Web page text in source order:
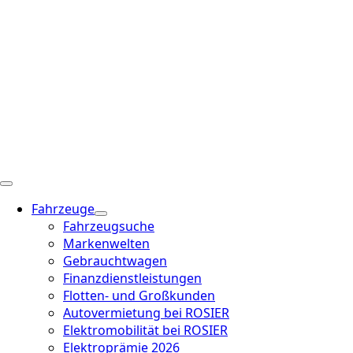
Fahrzeuge
Fahrzeugsuche
Markenwelten
Gebrauchtwagen
Finanzdienstleistungen
Flotten- und Großkunden
Autovermietung bei ROSIER
Elektromobilität bei ROSIER
Elektroprämie 2026